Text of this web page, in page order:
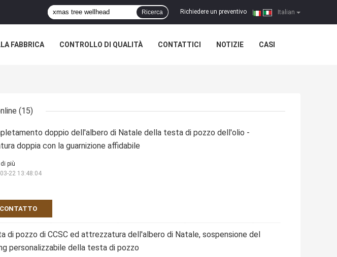
Italian
Richiedere un preventivo |
Ricerca
FABBRICA CONTROLLO DI QUALITÀ CONTATTICI NOTIZIE CASI
(15)
doppio dell'albero di Natale della testa di pozzo dell'olio -
doppia con la guarnizione affidabile
CONTATTO
più
22 13:48:04
di pozzo di CCSC ed attrezzatura dell'albero di Natale, sospensione del
personalizzabile della testa di pozzo